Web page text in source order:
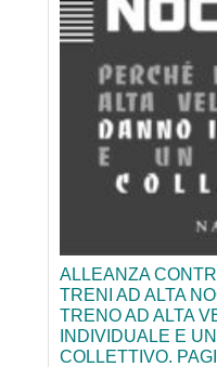
ALLEANZA
TRENI AD ALTA
TRENO AD ALTA
INDIVIDUALE E
COLLETTIVO.